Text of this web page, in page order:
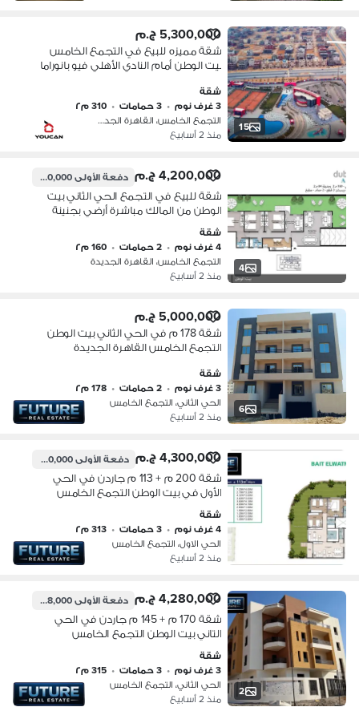
15
5,300,000 ج.م
شقة مميزه للبيع في التجمع الخامس
بيت الوطن أمام النادي الأهلي فيو بانوراما
شقة
3 غرف نوم
• 3 حمامات • 310 م٢
التجمع الخامس، القاهرة الجديدة
منذ 2 أسابيع
4
4,200,000 ج.م دفعة الأولى2,100,000 ج.م
شقة للبيع في التجمع الحي الثاني بيت
الوطن من المالك مباشرة أرضي بجنينة
شقة
4 غرف نوم
• 2 حمامات • 160 م٢
التجمع الخامس، القاهرة الجديدة
منذ 2 أسابيع
6
5,000,000 ج.م
شقة 178 م في الحي الثاني بيت الوطن
التجمع الخامس القاهرة الجديدة
شقة
3 غرف نوم
• 2 حمامات • 178 م٢
الحي الثاني، التجمع الخامس
منذ 2 أسابيع
4,300,000 ج.م دفعة الأولى2,150,000 ج.م
شقة 200 م + 113 م جاردن في الحي
الأول في بيت الوطن التجمع الخامس
شقة
4 غرف نوم
• 3 حمامات • 313 م٢
الحي الاول، التجمع الخامس
منذ 2 أسابيع
2
4,280,000 ج.م دفعة الأولى1,498,000 ج.م
شقة 170 م + 145 م جاردن في الحي
التاني بيت الوطن التجمع الخامس
شقة
3 غرف نوم
• 3 حمامات • 315 م٢
الحي الثاني، التجمع الخامس
منذ 2 أسابيع